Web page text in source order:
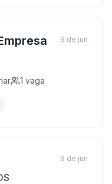
1 vaga
9 de jun
9 de jun